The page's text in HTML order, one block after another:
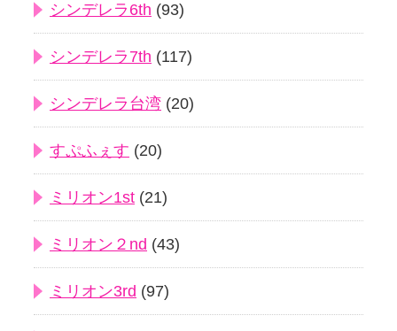
シンデレラ6th (93)
シンデレラ7th (117)
シンデレラ台湾 (20)
すぷふぇす (20)
ミリオン1st (21)
ミリオン２nd (43)
ミリオン3rd (97)